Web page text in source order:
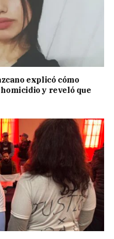
explicó cómo
y reveló que